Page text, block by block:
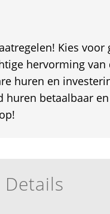
Kies voor
hervorming van
huren en
huren betaalbaar
Details